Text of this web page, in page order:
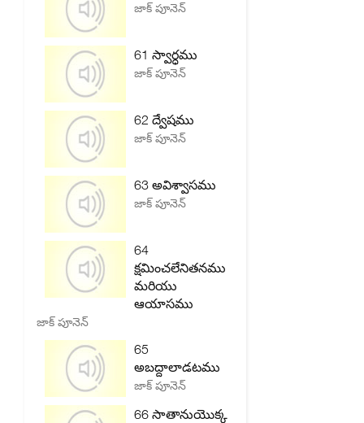
జాక్ పూనెన్
61 స్వార్ధము
జాక్ పూనెన్
62 ద్వేషము
జాక్ పూనెన్
63 అవిశ్వాసము
జాక్ పూనెన్
64
క్షమించలేనితనము
మరియు
ఆయాసము
జాక్ పూనెన్
65
అబద్దాలాడటము
జాక్ పూనెన్
66 సాతానుయొక్క